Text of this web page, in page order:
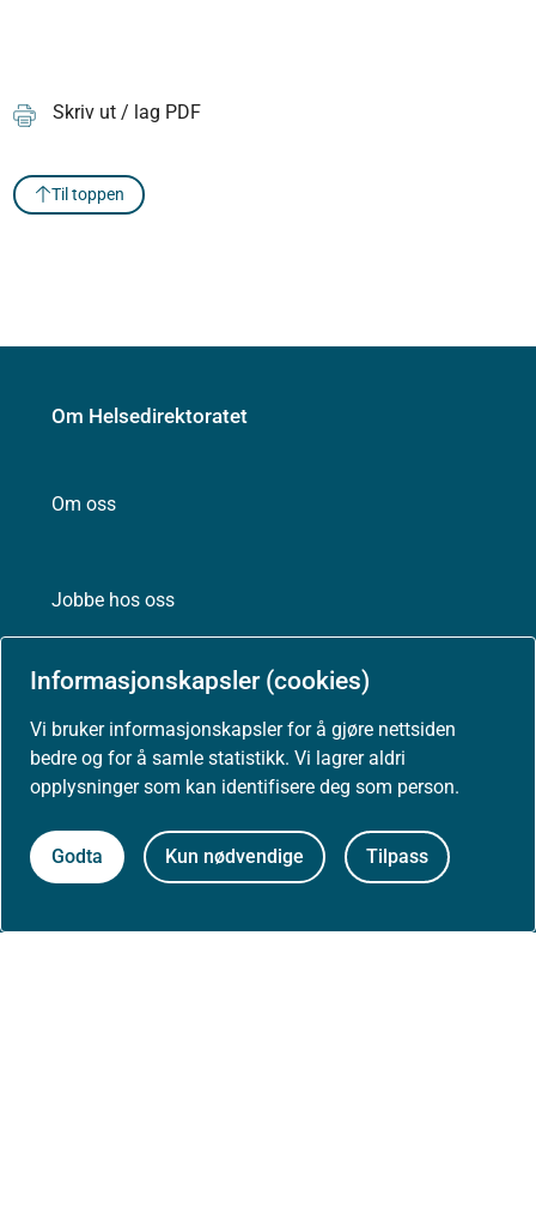
Informasjonskapsler (cookies)
Vi bruker informasjonskapsler for å gjøre nettsiden
bedre og for å samle statistikk. Vi lagrer aldri
opplysninger som kan identifisere deg som person.
Godta Kun nødvendige Tilpass
Skriv ut / lag PDF
Til toppen
Om Helsedirektoratet
Om oss
Jobbe hos oss
Kontakt oss
Postadresse:
Helsedirektoratet
0213 Oslo